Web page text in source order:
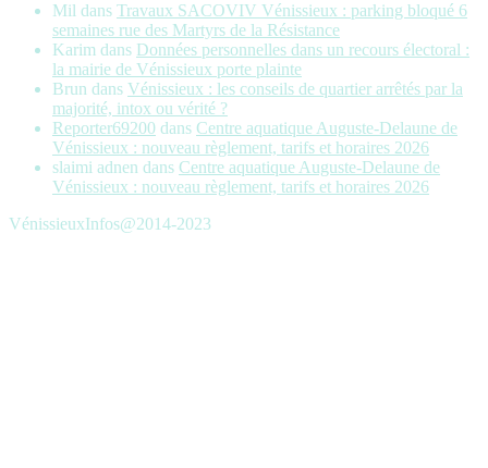
Mil dans Travaux SACOVIV Vénissieux : parking bloqué 6
semaines rue des Martyrs de la Résistance
Karim dans Données personnelles dans un recours électoral :
la mairie de Vénissieux porte plainte
Brun dans Vénissieux : les conseils de quartier arrêtés par la
majorité, intox ou vérité ?
Reporter69200 dans Centre aquatique Auguste-Delaune de
Vénissieux : nouveau règlement, tarifs et horaires 2026
slaimi adnen dans Centre aquatique Auguste-Delaune de
Vénissieux : nouveau règlement, tarifs et horaires 2026
VénissieuxInfos@2014-2023